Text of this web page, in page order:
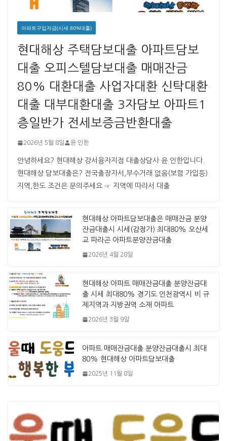
아파트구입자금(시세 80%대출)
현대해상 주택담보대출 아파트담보
대출 오피스텔담보대출 매매잔금
80% 대환대출 사업자대환 신탁대환
대출 대부대환대출 3자담보 아파트1
층일반가 전세보증금반환대출
2026년 5월 8일 윤 인한
안녕하세요? 현대해상 강서융자지점 대출상담사 윤 인한입니다. ​ ​
현대해상 담보대출은? 전국출장자서,부수거래 없음(보험 가입등)
지역,한도 조건은 문의주세요 ☞ 지역에 따라서 대출
현대해상 아파트담보대출은 매매잔금 분양
잔금대출시 시세(감정가) 최대80% 오산세
교 파라곤 아파트분양잔금대출
2026년 4월 28일
현대해상 아파트 매매잔금대출 분양잔금대
출 시세 최대80% 경기도 인천광역시 비 규
제지역과 지방권역 소재 아파트
2026년 3월 9일
아파트 매매잔금대출 분양잔금대출시 최대
80% 현대해상 아파트담보대출
2025년 11월 8일